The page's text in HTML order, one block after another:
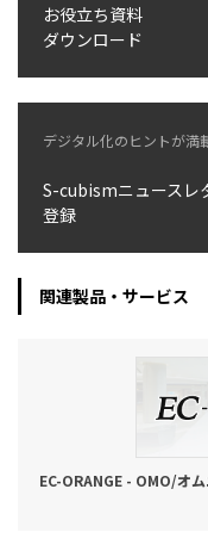
お役立ち資料
ダウンロード
デジタル化のヒントが満
S-cubismニュースレ
登録
関連製品・サービス
EC-ORANGE - OMO/オ